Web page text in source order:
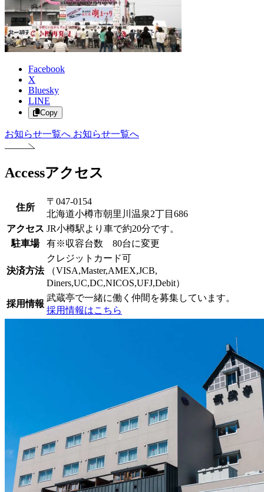
Facebook
X
Bluesky
LINE
Copy
お知らせ一覧へ お知らせ一覧へ
Accessアクセス
住所
〒047-0154
北海道小樽市朝里川温泉2丁目686
アクセス JR小樽駅より車で約20分です。
駐車場
有※収容台数 80台に変更
決済方法
クレジットカード可
（VISA,Master,AMEX,JCB,
Diners,UC,DC,NICOS,UFJ,Debit）
採用情報
武蔵亭で一緒に働く仲間を募集しています。
採用情報はこちら